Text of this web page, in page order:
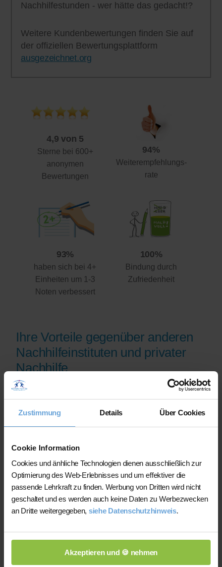
Zustimmung Details Über Cookies
Cookie Information
Cookies und änhliche Technologien dienen ausschließlich zur
Optimierung des Web-Erlebnisses und um effektiver die
passende Lehrkraft zu finden. Werbung von Dritten wird nicht
geschaltet und es werden auch keine Daten zu Werbezwecken
an Dritte weitergegeben, siehe Datenschutzhinweis.
Akzeptieren und 🍪 nehmen
Nachhilfestunden - wer hätte das gedacht!?
Weitere Kundenbewertungen finden Sie auf
der offiziellen Bewertungsplattform
ausgezeichnet.org
4,9 von 5
Sterne bei 600+
anonymen
Bewertungen
94%
Weiterempfehlungs-
rate
93%
haben sich bei 4+
Einheiten um 1-3
Noten verbessert
100%
Bindung durch
Zufriedenheit
Ihre Vorteile gegenüber anderen
Nachhilfeinstituten und privater
Nachhilfe
Qualifikationsnachweise vor der
Freischaltung geprüft werden.
Nachhilfe-Team.net unterstützt Sie dabei,
möglichst schnell eine zu Ihrem Bedarf
passende Lehrkraft zu finden. Bei einem
Ausfall können Sie auf Wunsch bei der
Vermittlung einer anderen Lehrkraft
unterstützt werden.
ihren Unterricht eigenständig.
Die jeweilige Lehrkraft stimmt Lernziele,